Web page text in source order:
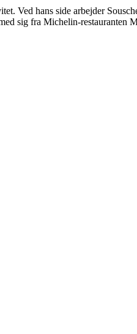
Ved hans side arbejder
sig fra Michelin-restauranten